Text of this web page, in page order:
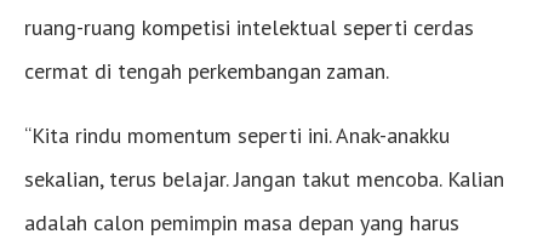
ruang-ruang kompetisi intelektual seperti cerdas
cermat di tengah perkembangan zaman.
“Kita rindu momentum seperti ini. Anak-anakku
sekalian, terus belajar. Jangan takut mencoba. Kalian
adalah calon pemimpin masa depan yang harus